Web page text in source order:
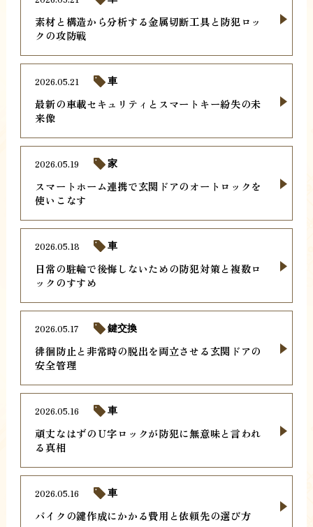
素材と構造から分析する金属切断工具と防犯ロッ
クの攻防戦
最新の車載セキュリティとスマートキー紛失の未
来像
2026.05.21 車
スマートホーム連携で玄関ドアのオートロックを
使いこなす
2026.05.19 家
日常の駐輪で後悔しないための防犯対策と複数ロ
ックのすすめ
2026.05.18 車
徘徊防止と非常時の脱出を両立させる玄関ドアの
安全管理
2026.05.17 鍵交換
頑丈なはずのＵ字ロックが防犯に無意味と言われ
る真相
2026.05.16 車
バイクの鍵作成にかかる費用と依頼先の選び方
2026.05.16 車